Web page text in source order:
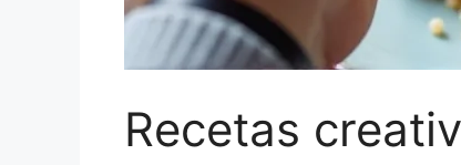
Recetas